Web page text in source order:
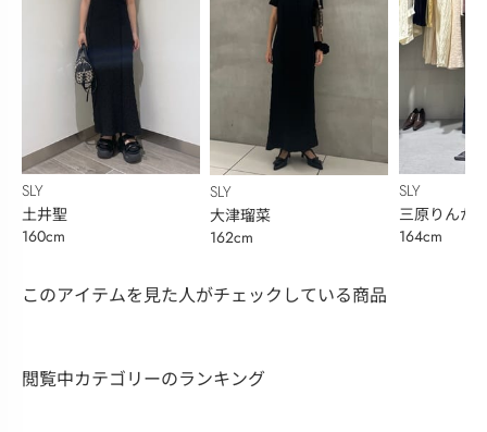
SLY
土井聖
160cm
SLY
大津瑠菜
162cm
SLY
三原りんか
164cm
このアイテムを見た人がチェックしている商品
閲覧中カテゴリーのランキング